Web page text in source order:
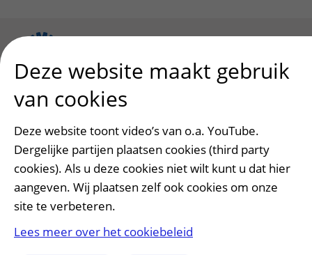
Patiënt en bezoek
Afspraak maken of wijzigen
Wijzigen patiëntgegevens
Opvragen kopie dossier
Bezoektijden
Onze opleidingen
Deze website maakt gebruik
van cookies
Deze website toont video’s van o.a. YouTube.
Dergelijke partijen plaatsen cookies (third party
cookies). Als u deze cookies niet wilt kunt u dat hier
aangeven. Wij plaatsen zelf ook cookies om onze
site te verbeteren.
Lees meer over het cookiebeleid